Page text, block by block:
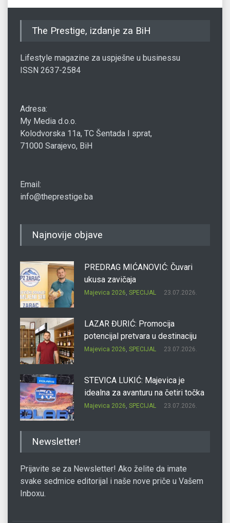
The Prestige, izdanje za BiH
Lifestyle magazine za uspješne u businessu
ISSN 2637-2584
Adresa:
My Media d.o.o.
Kolodvorska 11a, TC Šentada I sprat,
71000 Sarajevo, BiH
Email:
info@theprestige.ba
Najnovije objave
PREDRAG MIĆANOVIĆ: Čuvari
ukusa zavičaja
Majevica 2026, SPECIJAL 23.07.2026.
LAZAR ĐURIĆ: Promocija
potencijal pretvara u destinaciju
Majevica 2026, SPECIJAL 23.07.2026.
STEVICA LUKIĆ: Majevica je
idealna za avanturu na četiri točka
Majevica 2026, SPECIJAL 23.07.2026.
Newsletter!
Prijavite se za Newsletter! Ako želite da imate
svake sedmice editorijal i naše nove priče u Vašem
Inboxu.